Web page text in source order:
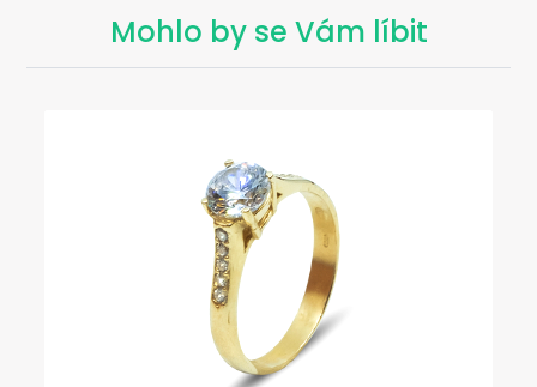
Mohlo by se Vám líbit